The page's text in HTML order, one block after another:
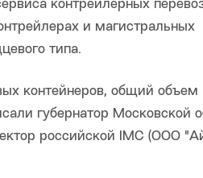
контрейлерных
и магистральных
типа.
контейнеров, общий объем
губернатор Московской
российской IMC (ООО